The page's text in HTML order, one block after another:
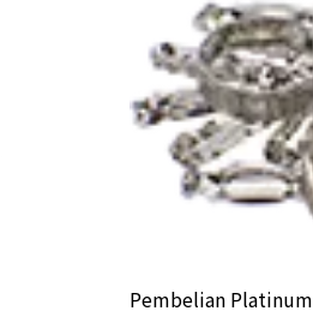
Pembelian Platinum